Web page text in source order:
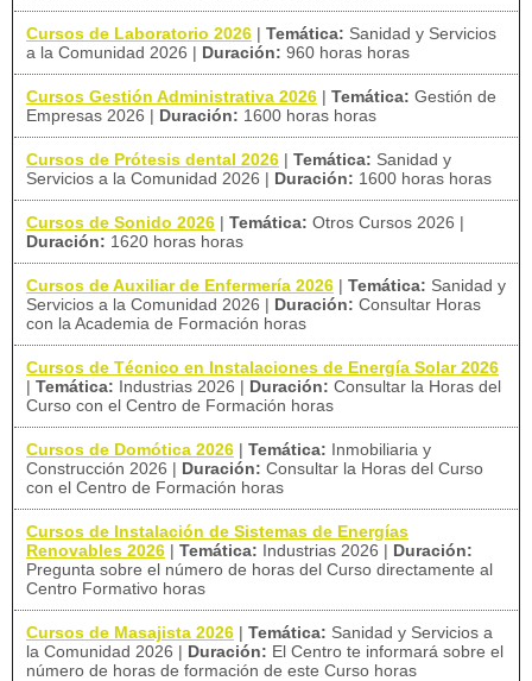
Cursos de Laboratorio 2026 | Temática: Sanidad y Servicios
a la Comunidad 2026 | Duración: 960 horas horas
Cursos Gestión Administrativa 2026 | Temática: Gestión de
Empresas 2026 | Duración: 1600 horas horas
Cursos de Prótesis dental 2026 | Temática: Sanidad y
Servicios a la Comunidad 2026 | Duración: 1600 horas horas
Cursos de Sonido 2026 | Temática: Otros Cursos 2026 |
Duración: 1620 horas horas
Cursos de Auxiliar de Enfermería 2026 | Temática: Sanidad y
Servicios a la Comunidad 2026 | Duración: Consultar Horas
con la Academia de Formación horas
Cursos de Técnico en Instalaciones de Energía Solar 2026
| Temática: Industrias 2026 | Duración: Consultar la Horas del
Curso con el Centro de Formación horas
Cursos de Domótica 2026 | Temática: Inmobiliaria y
Construcción 2026 | Duración: Consultar la Horas del Curso
con el Centro de Formación horas
Cursos de Instalación de Sistemas de Energías
Renovables 2026 | Temática: Industrias 2026 | Duración:
Pregunta sobre el número de horas del Curso directamente al
Centro Formativo horas
Cursos de Masajista 2026 | Temática: Sanidad y Servicios a
la Comunidad 2026 | Duración: El Centro te informará sobre el
número de horas de formación de este Curso horas